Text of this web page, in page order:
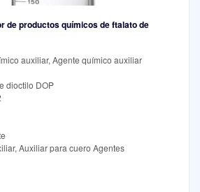
de productos químicos de ftalato de
auxiliar, Agente químico auxiliar
dioctilo DOP
Auxiliar para cuero Agentes